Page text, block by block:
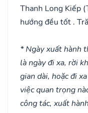
Thanh Long Kiếp
hướng đều tốt .
* Ngày xuất hành
là ngày đi xa, rời
gian dài, hoặc đi
việc quan trọng
công tác, xuất